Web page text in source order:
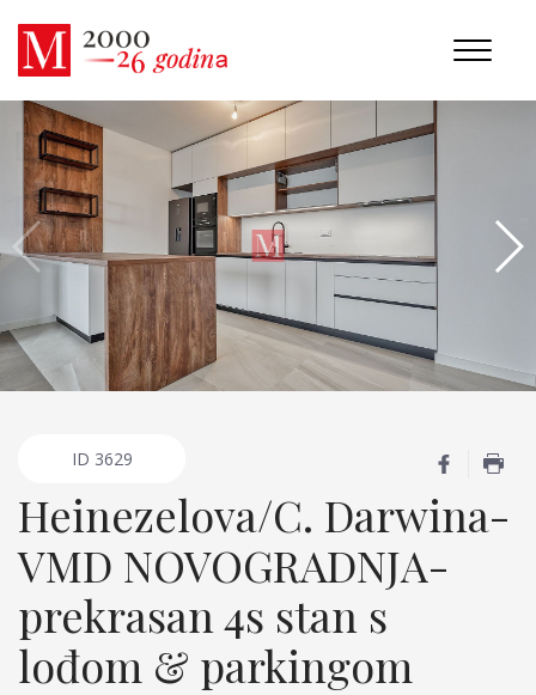
ID 3629
Heinezelova/C. Darwina-
VMD NOVOGRADNJA-
prekrasan 4s stan s
lođom & parkingom